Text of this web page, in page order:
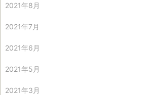
2021年8月
2021年7月
2021年6月
2021年5月
2021年3月